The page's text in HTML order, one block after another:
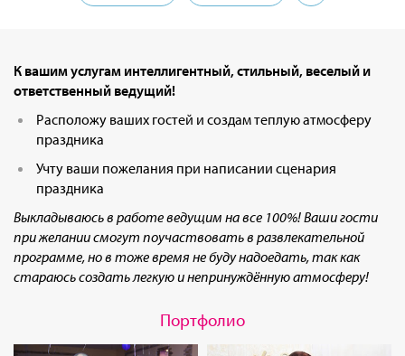
К вашим услугам интеллигентный, стильный, веселый и
ответственный ведущий!
Расположу ваших гостей и создам теплую атмосферу
праздника
Учту ваши пожелания при написании сценария
праздника
Выкладываюсь в работе ведущим на все 100%! Ваши гости
при желании смогут поучаствовать в развлекательной
программе, но в тоже время не буду надоедать, так как
стараюсь создать легкую и непринуждённую атмосферу!
Портфолио